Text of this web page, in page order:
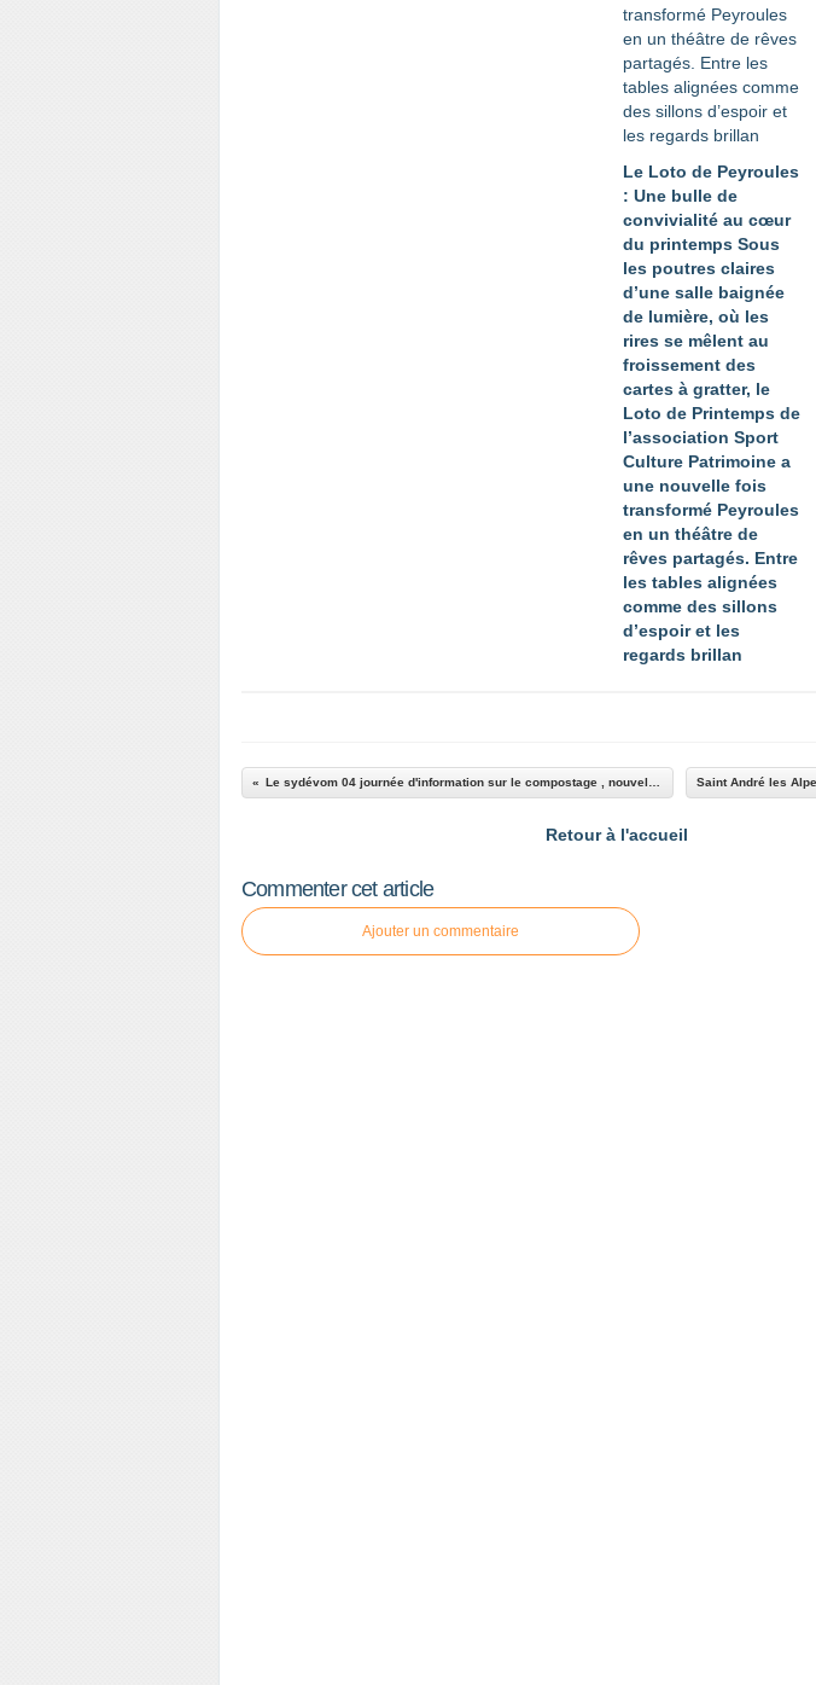
Le Loto de Peyroules
: Une bulle de
convivialité au cœur
du printemps Sous
les poutres claires
d’une salle baignée
de lumière, où les
rires se mêlent au
froissement des
cartes à gratter, le
Loto de Printemps de
l’association Sport
Culture Patrimoine a
une nouvelle fois
transformé Peyroules
en un théâtre de
rêves partagés. Entre
les tables alignées
comme des sillons
d’espoir et les
regards brillan
Retour à l'accueil
Commenter cet article
Ajouter un commentaire